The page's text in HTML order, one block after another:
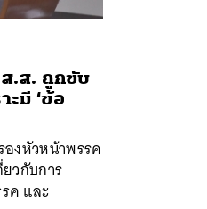
.ส. ถูกขับ
มี ‘ข้อ
งหัวหน้าพรรค
วกับการ
ค และ